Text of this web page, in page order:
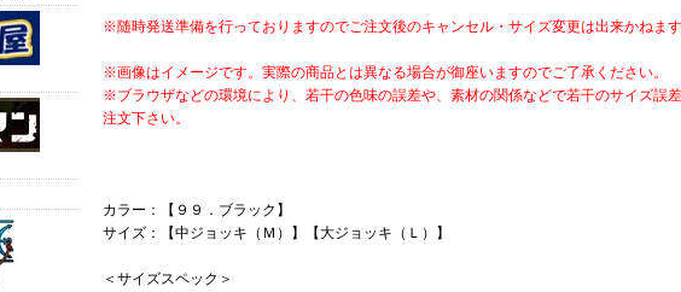
※随時発送準備を行っておりますのでご注文後のキャンセル・サイズ変更は出来かねま
※画像はイメージです。実際の商品とは異なる場合が御座いますのでご了承ください。
※ブラウザなどの環境により、若干の色味の誤差や、素材の関係などで若干のサイズ誤
注文下さい。
カラー：【９９．ブラック】
サイズ：【中ジョッキ（Ｍ）】【大ジョッキ（Ｌ）】
＜サイズスペック＞